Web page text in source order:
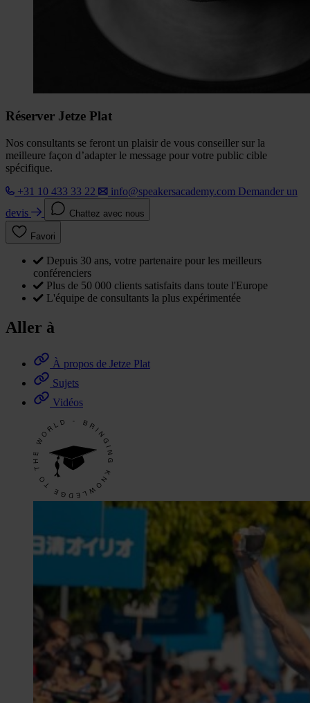
Réserver Jetze Plat
Nos consultants se feront un plaisir de vous conseiller sur la
meilleure façon d’adapter le message pour votre public cible
spécifique.
+31 10 433 33 22
info@speakersacademy.com Demander un
devis
Chattez avec nous
Favori
Depuis 30 ans, votre partenaire pour les meilleurs
conférenciers
Plus de 50 000 clients satisfaits dans toute l'Europe
L'équipe de consultants la plus expérimentée
Aller à
À propos de Jetze Plat
Sujets
Vidéos